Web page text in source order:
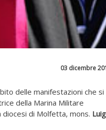
03 dicembre
delle manifestazioni che si
della Marina Militare
di Molfetta, mons.